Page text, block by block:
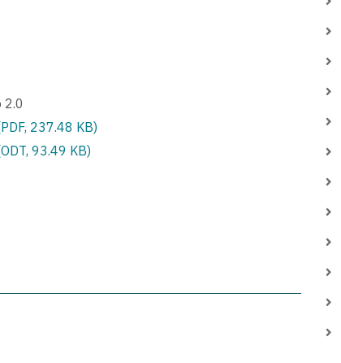
2.0
237.48 KB)
93.49 KB)